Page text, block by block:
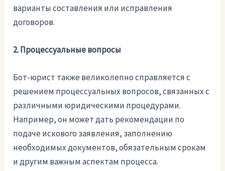
варианты составления или исправления
договоров.
2. Процессуальные вопросы
Бот-юрист также великолепно справляется с
решением процессуальных вопросов, связанных с
различными юридическими процедурами.
Например, он может дать рекомендации по
подаче искового заявления, заполнению
необходимых документов, обязательным срокам
и другим важным аспектам процесса.